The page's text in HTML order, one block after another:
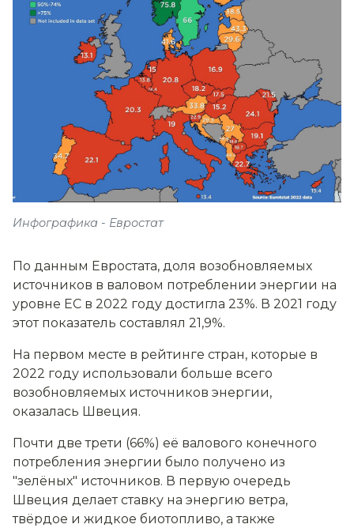
Инфографика - Евростат
По данным Евростата, доля возобновляемых
источников в валовом потреблении энергии на
уровне ЕС в 2022 году достигла 23%. В 2021 году
этот показатель составлял 21,9%.
На первом месте в рейтинге стран, которые в
2022 году использовали больше всего
возобновляемых источников энергии,
оказалась Швеция.
Почти две трети (66%) её валового конечного
потребления энергии было получено из
"зелёных" источников. В первую очередь
Швеция делает ставку на энергию ветра,
твёрдое и жидкое биотопливо, а также